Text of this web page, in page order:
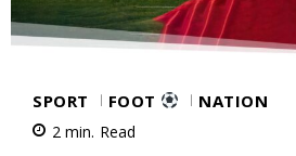
SPORT FOOT NATION
2 min. Read